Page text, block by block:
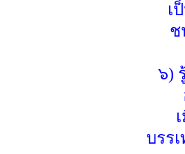
เ
ช
๖)
บรร